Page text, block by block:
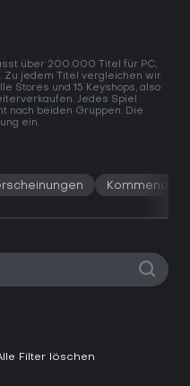
über 200.000 Titel für PC,
Zu jedem Titel vergleichen wir
Stores und 15 Keyshops, also
Jedes Spiel
nach beiden Gruppen. Die
ein.
Kommende
Filter löschen